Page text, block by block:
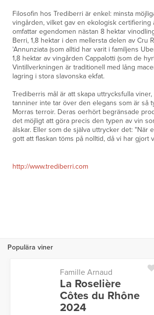
Filosofin hos Trediberri är enkel: minsta
vingården, vilket gav en ekologisk certifiering
omfattar egendomen nästan 8 hektar
Berri, 1,8 hektar i den mellersta delen av Cru
'Annunziata (som alltid har varit i familjens
1,8 hektar av vingården Cappalotti (som de
Vintillverkningen är traditionell med lång
lagring i stora slavonska ekfat.
Trediberris mål är att skapa uttrycksfulla
tanniner inte tar över den elegans som är så
Morras terroir. Deras oerhört begränsade
det möjligt att göra precis den typen av vin
älskar. Eller som de själva uttrycker det: "När
gott att flaskan töms på nolltid, då vi har gjort
http://www.trediberri.com
Populära viner
Famille Arnaud
La Roselière
Côtes du Rhône
2024